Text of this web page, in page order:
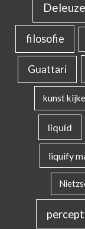
Deleuze
filosofie
Guattari
kunst
liquid
liquify